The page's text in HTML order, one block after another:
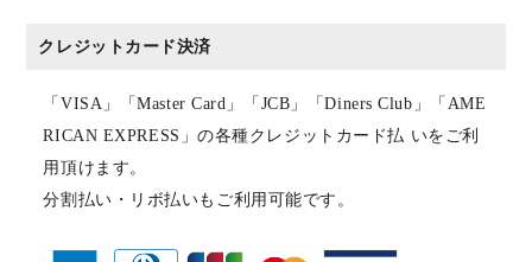
クレジットカード決済
「VISA」「Master Card」「JCB」「Diners Club」「AME
RICAN EXPRESS」の各種クレジットカード払 いをご利
用頂けます。
分割払い・リボ払いもご利用可能です。